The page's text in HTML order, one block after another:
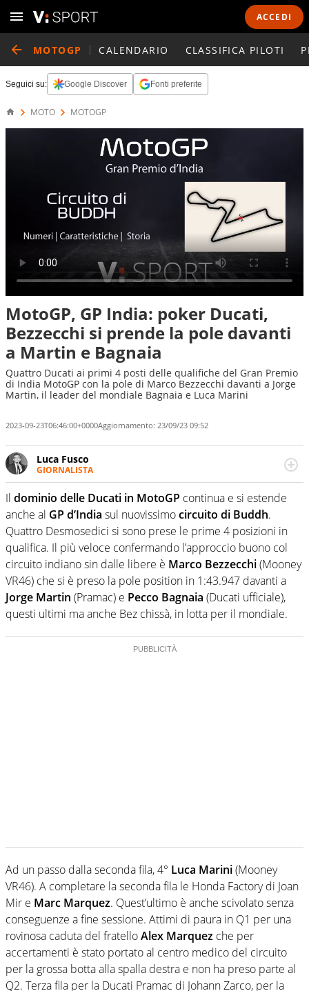
ACCEDI
MOTOGP CALENDARIO CLASSIFICA PILOTI
Seguici su: Google Discover Fonti preferite
MOTO MOTOGP
MotoGP, GP India: poker Ducati,
Bezzecchi si prende la pole davanti
a Martin e Bagnaia
Quattro Ducati ai primi 4 posti delle qualifiche del Gran Premio
di India MotoGP con la pole di Marco Bezzecchi davanti a Jorge
Martin, il leader del mondiale Bagnaia e Luca Marini
2023-09-23T06:46:00+0000Aggiornamento: 23/09/23 09:52
Luca Fusco
GIORNALISTA
Giornalista multimediale. Quando si accendono i motori,
lui sgasa, impenna, derapa. E spesso e volentieri finisce
sul podio
Il dominio delle Ducati in MotoGP continua e si estende
anche al GP d’India sul nuovissimocircuito di Buddh.
Quattro Desmosedici si sono prese le prime 4 posizioni in
qualifica. Il più veloce confermando l’approccio buono col
circuito indiano sin dalle libere è Marco Bezzecchi(Mooney
VR46) che si è preso la pole position in 1:43.947 davanti a
Jorge Martin (Pramac) e Pecco Bagnaia (Ducati ufficiale),
questi ultimi ma anche Bez chissà, in lotta per il mondiale.
Ad un passo dalla seconda fila, 4° Luca Marini(Mooney
VR46). A completare la seconda fila le Honda Factory di Joan
Mir e Marc Marquez. Quest’ultimo è anche scivolato senza
conseguenze a fine sessione. Attimi di paura in Q1 per una
rovinosa caduta del fratelloAlex Marquez che per
accertamenti è stato portato al centro medico del circuito
per la grossa botta alla spalla destra e non ha preso parte al
Q2. Terza fila per la Ducati Pramac di Johann Zarco, per la